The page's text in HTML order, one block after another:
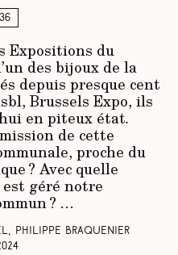
Expositions du
des bijoux de la
depuis presque cent
Brussels Expo, ils
en piteux état.
de cette
proche du
? Avec quelle
géré notre
? …
Philippe Braquenier